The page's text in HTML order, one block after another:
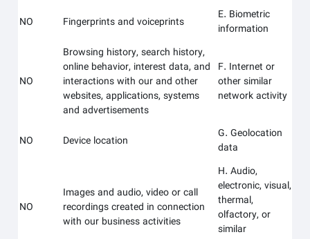
E. Biometric
information
Fingerprints and voiceprints
NO
F. Internet or
other similar
network activity
Browsing history, search history,
online behavior, interest data, and
interactions with our and other
websites, applications, systems
and advertisements
NO
G. Geolocation
data
Device location
NO
H. Audio,
electronic, visual,
thermal,
olfactory, or
similar
Images and audio, video or call
recordings created in connection
with our business activities
NO